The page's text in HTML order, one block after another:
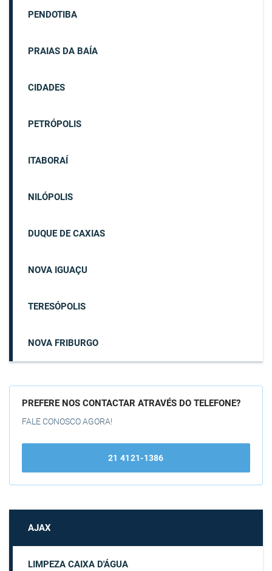
PENDOTIBA
PRAIAS DA BAÍA
CIDADES
PETRÓPOLIS
ITABORAÍ
NILÓPOLIS
DUQUE DE CAXIAS
NOVA IGUAÇU
TERESÓPOLIS
NOVA FRIBURGO
PREFERE NOS CONTACTAR ATRAVÉS DO TELEFONE?
FALE CONOSCO AGORA!
21 4121-1386
AJAX
LIMPEZA CAIXA D'ÁGUA